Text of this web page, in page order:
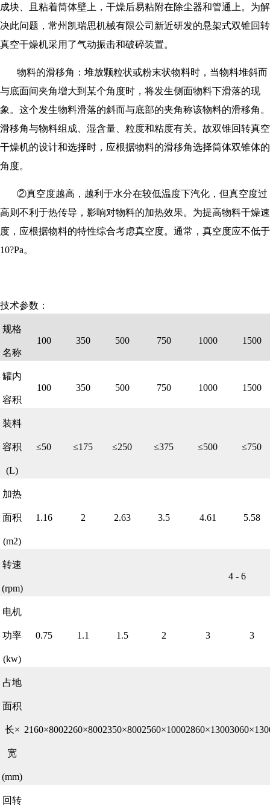
成块、且粘着筒体壁上，干燥后易粘附在除尘器和管通上。为解
决此问题，常州凯瑞思机械有限公司新近研发的悬架式双锥回转
真空干燥机采用了气动振击和破碎装置。
物料的滑移角：堆放颗粒状或粉末状物料时，当物料堆斜而
与底面间夹角增大到某个角度时，将发生侧面物料下滑落的现
象。这个发生物料滑落的斜而与底部的夹角称该物料的滑移角。
滑移角与物料组成、湿含量、粒度和粘度有关。故双锥回转真空
干燥机的设计和选择时，应根据物料的滑移角选择筒体双锥体的
角度。
②真空度越高，越利于水分在较低温度下汽化，但真空度过
高则不利于热传导，影响对物料的加热效果。为提高物料干燥速
度，应根据物料的特性综合考虑真空度。通常，真空度应不低于
10?Pa。
技术参数：
规格
名称
100 350 500 750 1000 1500
罐内
容积
100 350 500 750 1000 1500
装料
容积
(L)
≤50 ≤175 ≤250 ≤375 ≤500 ≤750
加热
面积
(m2)
1.16 2 2.63 3.5 4.61 5.58
转速
(rpm)
4 - 6
电机
功率
(kw)
0.75 1.1 1.5 2 3 3
占地
面积
长×
宽
(mm)
2160×8002260×8002350×8002560×10002860×1300
回转